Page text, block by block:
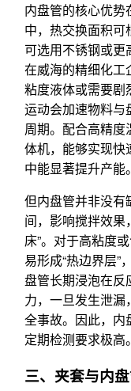
内盘管的核心优
中，热交换面积
可选用不锈钢或更
在威海的精细化工
粘度液体或需要剧
运动会加速物料与
周期。配合高精
体机，能够实现快
中能显著提升产能。
但内盘管并非没有
间，影响搅拌效果
床”。对于高粘度
易形成“热边界层”
盘管长期浸泡在反
力，一旦发生泄
全事故。因此，内
定期检测要求极高。
三、夹套与内